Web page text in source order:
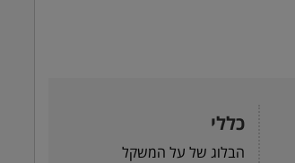
כללי
הבלוג של על המשקל